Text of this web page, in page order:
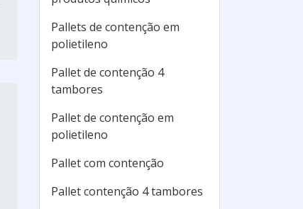
Pallets de contenção em
polietileno
Pallet de contenção 4
tambores
Pallet de contenção em
polietileno
Pallet com contenção
Pallet contenção 4 tambores